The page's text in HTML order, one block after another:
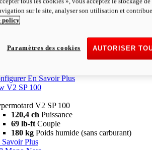
En Savoir Plus
V2 SP
69 lb-ftCouple
Poids humide (sans carburant)
En Savoir Plus
V2 SP 100
V2 SP 100
120,4 ch Puissance
69 lb-ft Couple
180 kg Poids humide (sans carburant)
Savoir Plus
sur le site, analyser son utilisation et
policy
AUTORISER
Paramètres des cookies